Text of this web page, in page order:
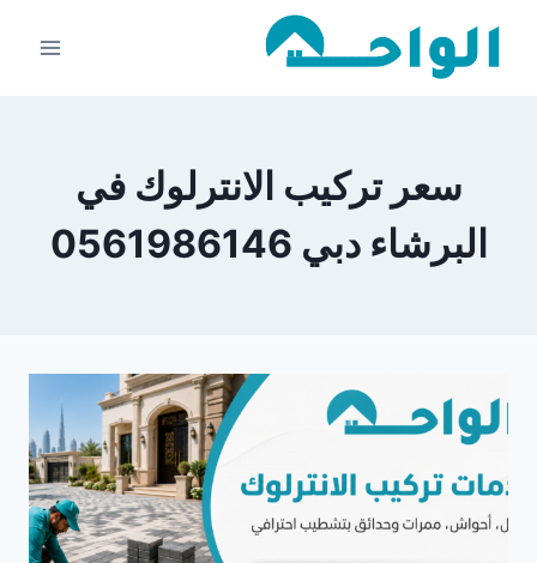
سعر تركيب الانترلوك في
البرشاء دبي 0561986146